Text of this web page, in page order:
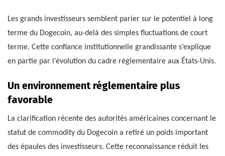
Les grands investisseurs semblent parier sur le potentiel à long
terme du Dogecoin, au-delà des simples fluctuations de court
terme. Cette confiance institutionnelle grandissante s’explique
en partie par l’évolution du cadre réglementaire aux États-Unis.
Un environnement réglementaire plus
favorable
La clarification récente des autorités américaines concernant le
statut de commodity du Dogecoin a retiré un poids important
des épaules des investisseurs. Cette reconnaissance réduit les